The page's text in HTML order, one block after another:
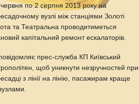
по 2 серпня 2013 року на
вузлі між станціями Золоті
та Театральна проводитиметься
капітальний ремонт ескалаторів.
прес-служба КП Київський
щоб уникнути незручностей при
з лінії на лінію, пасажирам краще